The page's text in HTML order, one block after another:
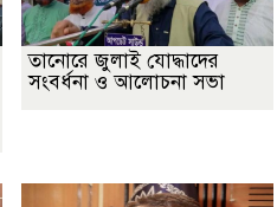
তানোরে জুলাই যোদ্ধাদের
সংবর্ধনা ও আলোচনা সভা